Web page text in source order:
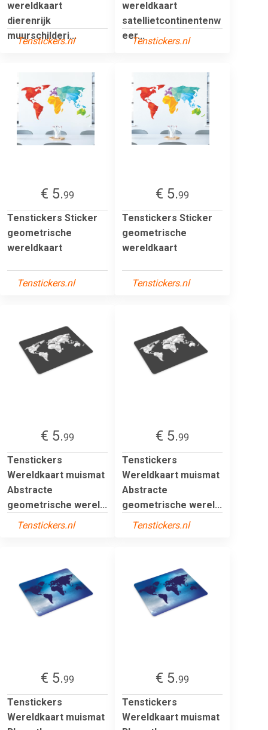
wereldkaart
dierenrijk
muurschilderi...
Tenstickers.nl
wereldkaart
satellietcontinentenw
eer...
Tenstickers.nl
€ 5.99
Tenstickers Sticker
geometrische
wereldkaart
Tenstickers.nl
€ 5.99
Tenstickers Sticker
geometrische
wereldkaart
Tenstickers.nl
€ 5.99
Tenstickers
Wereldkaart muismat
Abstracte
geometrische werel...
Tenstickers.nl
€ 5.99
Tenstickers
Wereldkaart muismat
Abstracte
geometrische werel...
Tenstickers.nl
€ 5.99
Tenstickers
Wereldkaart muismat
€ 5.99
Tenstickers
Wereldkaart muismat